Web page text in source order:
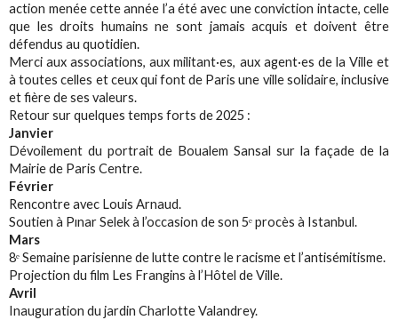
action menée cette année l’a été avec une conviction intacte, celle
que les droits humains ne sont jamais acquis et doivent être
défendus au quotidien.
Merci aux associations, aux militant·es, aux agent·es de la Ville et
à toutes celles et ceux qui font de Paris une ville solidaire, inclusive
et fière de ses valeurs.
Retour sur quelques temps forts de 2025 :
Janvier
Dévoilement du portrait de Boualem Sansal sur la façade de la
Mairie de Paris Centre.
Février
Rencontre avec Louis Arnaud.
Soutien à Pınar Selek à l’occasion de son 5ᵉ procès à Istanbul.
Mars
8ᵉ Semaine parisienne de lutte contre le racisme et l’antisémitisme.
Projection du film Les Frangins à l’Hôtel de Ville.
Avril
Inauguration du jardin Charlotte Valandrey.